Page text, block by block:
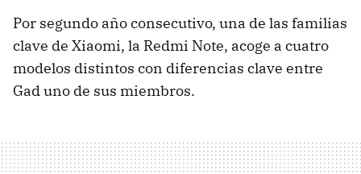
Por segundo año consecutivo, una de las familias
clave de Xiaomi, la Redmi Note, acoge a cuatro
modelos distintos con diferencias clave entre
Gad uno de sus miembros.